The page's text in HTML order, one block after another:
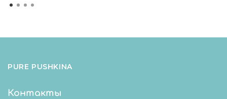
PURE PUSHKINA
Контакты